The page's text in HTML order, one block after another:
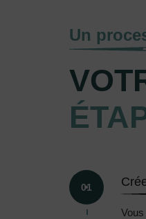
Un
01